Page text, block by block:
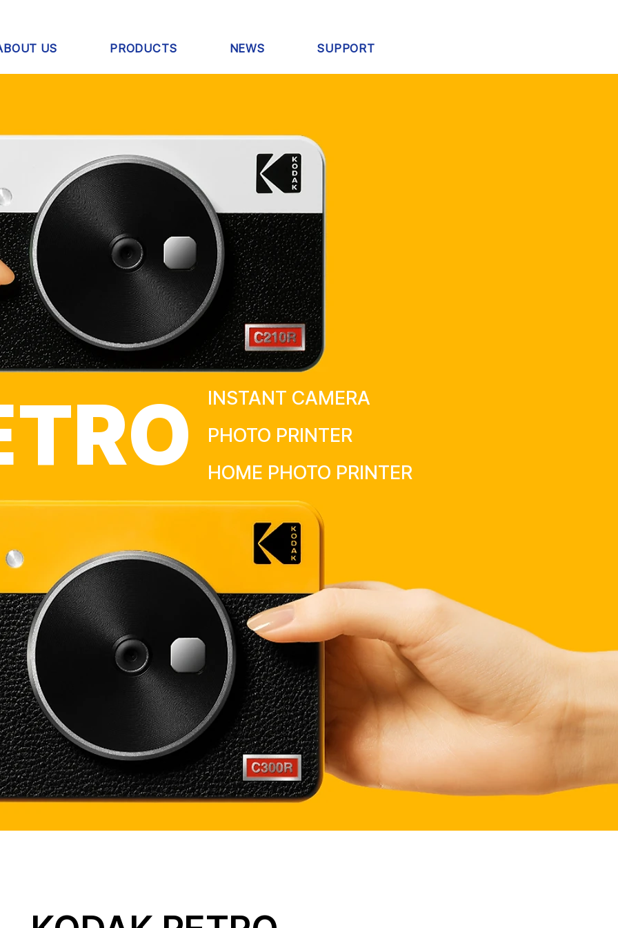
US PRODUCTS NEWS SUPPORT
INSTANT CAMERA
PHOTO PRINTER
HOME PHOTO PRINTER